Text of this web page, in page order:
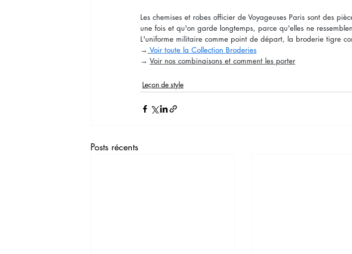
Les chemises et robes officier de Voyageuses Paris sont des
une fois et qu'on garde longtemps, parce qu'elles ne
L'uniforme militaire comme point de départ, la broderie tigre
→ Voir toute la Collection Broderies
→ Voir nos combinaisons et comment les porter
Leçon de style
Posts récents